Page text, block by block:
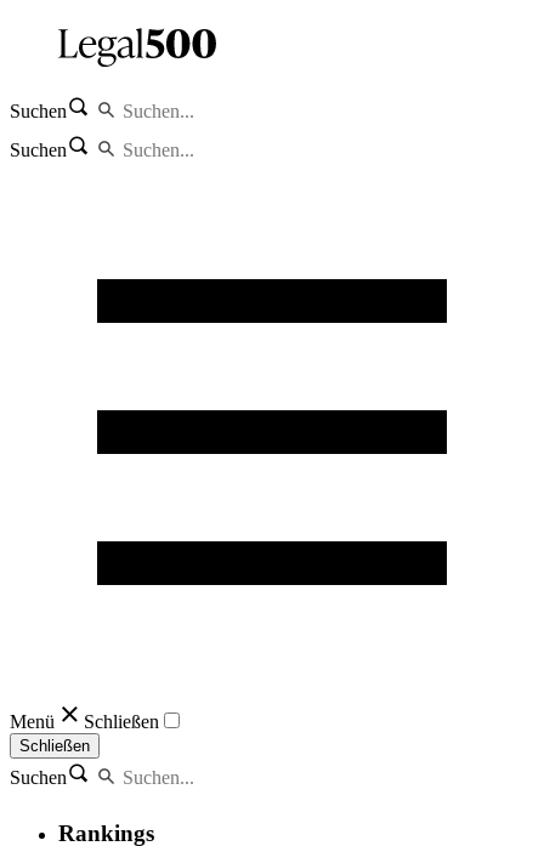
Suchen
Suchen
Menü Schließen
Schließen
Suchen
Rankings